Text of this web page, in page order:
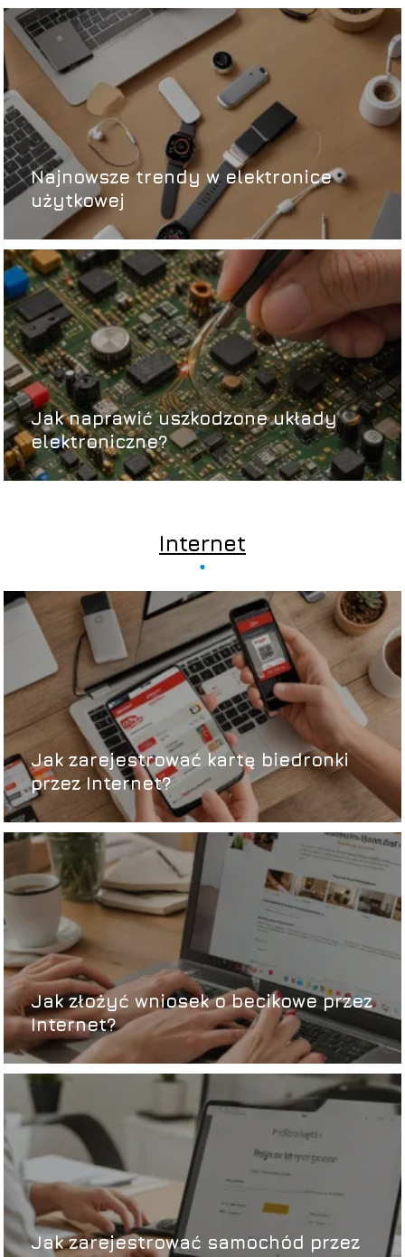
Najnowsze trendy w elektronice
użytkowej
Jak naprawić uszkodzone układy
elektroniczne?
Internet
Jak zarejestrować kartę biedronki
przez Internet?
Jak złożyć wniosek o becikowe przez
Internet?
Jak zarejestrować samochód przez